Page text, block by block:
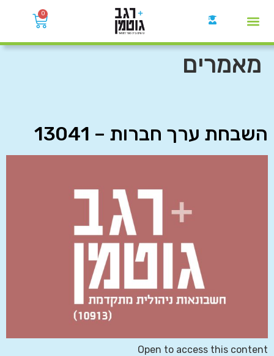
0
מאמרים
השבחת ערך חברות – 13041
Open to access this content